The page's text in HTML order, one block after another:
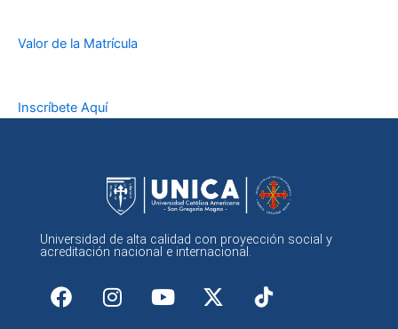
Valor de la Matrícula
Inscríbete Aquí
Universidad de alta calidad con proyección social y
acreditación nacional e internacional.
F
a
I
n
Y
o
X
-